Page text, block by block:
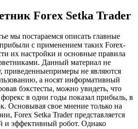
Forex Setka Trader
мы постараемся описать главные
с применением таких Forex-
их настройки и основные правила
Данный материал не
приведенныепримеры не являются
а носят информативный
бэкстесты, можно увидеть, что
в одни годы показал прибыль, в
Основывая свое мнение только на
Forex Setka Trader представляется
и эффективный робот. Однако